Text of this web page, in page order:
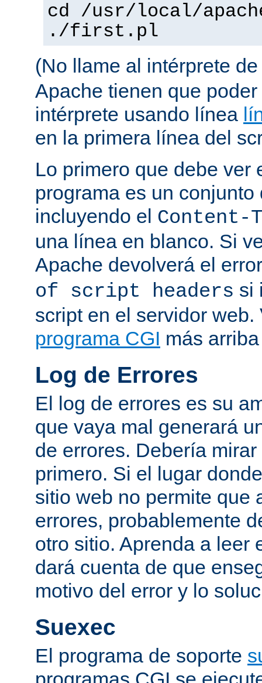
cd /usr/local/
./first.pl
(No llame al intérprete
Apache tienen que
intérprete usando línea
en la primera línea del
Lo primero que debe ver
programa es un
incluyendo el Content-
una línea en blanco. Si
Apache devolverá el
of script headers si
script en el servidor
programa CGI más
Log de Errores
El log de errores es su
que vaya mal generará
de errores. Debería
primero. Si el lugar
sitio web no permite que
errores, probablemente
otro sitio. Aprenda a leer
dará cuenta de que
motivo del error y lo
Suexec
El programa de soporte